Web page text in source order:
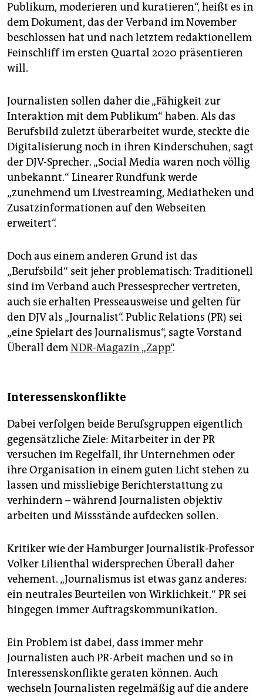
Publikum, moderieren und kuratieren“, heißt es in
dem Dokument, das der Verband im November
beschlossen hat und nach letztem redaktionellem
Feinschliff im ersten Quartal 2020 präsentieren
will.
Journalisten sollen daher die „Fähigkeit zur
Interaktion mit dem Publikum“ haben. Als das
Berufsbild zuletzt überarbeitet wurde, steckte die
Digitalisierung noch in ihren Kinderschuhen, sagt
der DJV-Sprecher. „Social Media waren noch völlig
unbekannt.“ Linearer Rundfunk werde
„zunehmend um Livestreaming, Mediatheken und
Zusatzinformationen auf den Webseiten
erweitert“.
Doch aus einem anderen Grund ist das
„Berufsbild“ seit jeher problematisch: Traditionell
sind im Verband auch Pressesprecher vertreten,
auch sie erhalten Presseausweise und gelten für
den DJV als „Journalist“. Public Relations (PR) sei
„eine Spielart des Journalismus“, sagte Vorstand
Überall demNDR-Magazin „Zapp“.
Interessenskonflikte
Dabei verfolgen beide Berufsgruppen eigentlich
gegensätzliche Ziele: Mitarbeiter in der PR
versuchen im Regelfall, ihr Unternehmen oder
ihre Organisation in einem guten Licht stehen zu
lassen und missliebige Berichterstattung zu
verhindern – während Journalisten objektiv
arbeiten und Missstände aufdecken sollen.
Kritiker wie der Hamburger Journalistik-Professor
Volker Lilienthal widersprechen Überall daher
vehement. „Journalismus ist etwas ganz anderes:
ein neutrales Beurteilen von Wirklichkeit.“ PR sei
hingegen immer Auftragskommunikation.
Ein Problem ist dabei, dass immer mehr
Journalisten auch PR-Arbeit machen und so in
Interessenskonflikte geraten können. Auch
wechseln Journalisten regelmäßig auf die andere